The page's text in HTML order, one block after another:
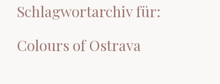
Schlagwortarchiv für:
Colours of Ostrava